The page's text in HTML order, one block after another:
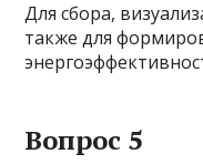
Для сбора,
также для
Вопрос 5